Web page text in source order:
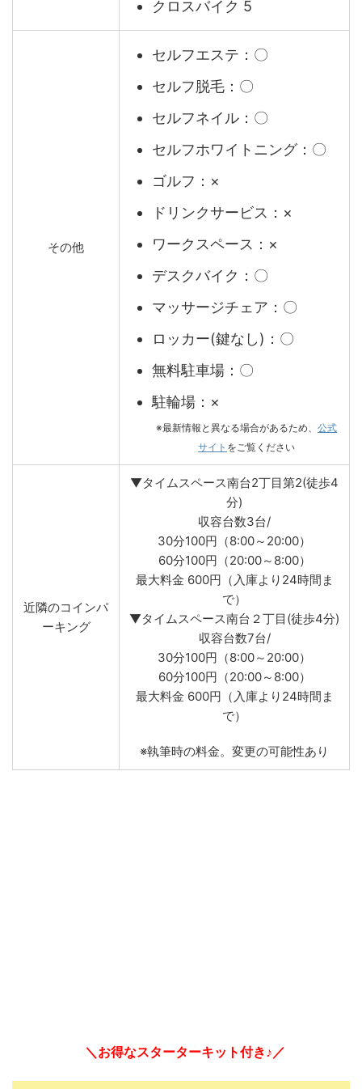
クロスバイク 5
その他
セルフエステ：〇
セルフ脱毛：〇
セルフネイル：〇
セルフホワイトニング：〇
ゴルフ：×
ドリンクサービス：×
ワークスペース：×
デスクバイク：〇
マッサージチェア：〇
ロッカー(鍵なし)：〇
無料駐車場：〇
駐輪場：×
※最新情報と異なる場合があるため、 公式
サイト をご覧ください
近隣のコインパ
ーキング
▼タイムスペース南台2丁目第2(徒歩4
分)
収容台数3台/
30分100円（8:00～20:00）
60分100円（20:00～8:00）
最大料金 600円（入庫より24時間ま
で）
▼タイムスペース南台２丁目(徒歩4分)
収容台数7台/
30分100円（8:00～20:00）
60分100円（20:00～8:00）
最大料金 600円（入庫より24時間ま
で）
※執筆時の料金。変更の可能性あり
＼お得なスターターキット付き♪／